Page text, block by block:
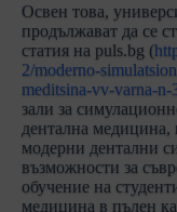
Освен това,
продължават да се
статия на puls.bg (
2/moderno-
meditsina-vv-varna-n-
зали за
дентална медицина,
модерни дентални
възможности за
обучение на
медицина в пълен